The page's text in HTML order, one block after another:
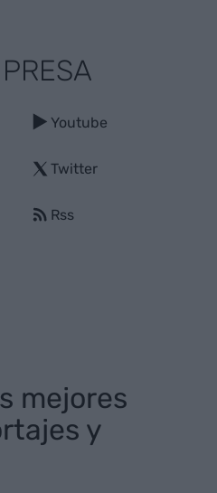
Youtube
Twitter
Rss
mejores
y